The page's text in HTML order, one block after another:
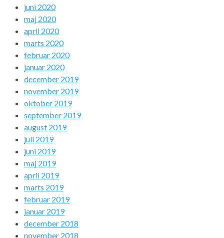
juni 2020
maj 2020
april 2020
marts 2020
februar 2020
januar 2020
december 2019
november 2019
oktober 2019
september 2019
august 2019
juli 2019
juni 2019
maj 2019
april 2019
marts 2019
februar 2019
januar 2019
december 2018
november 2018